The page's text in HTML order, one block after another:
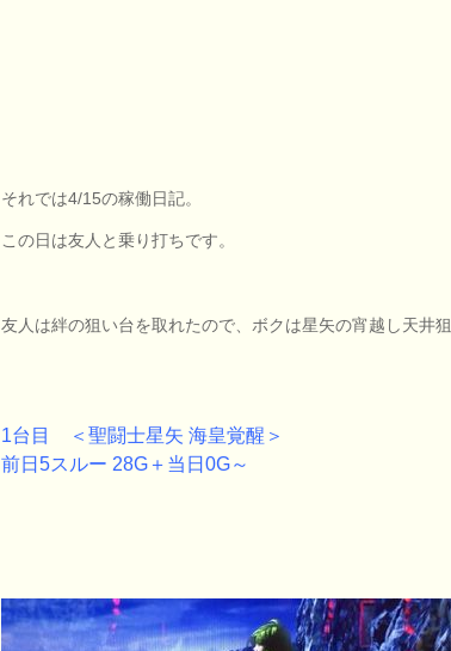
それでは4/15の稼働日記。
この日は友人と乗り打ちです。
友人は絆の狙い台を取れたので、ボクは星矢の宵越し天井狙
1台目 ＜聖闘士星矢 海皇覚醒＞
前日5スルー 28G＋当日0G～